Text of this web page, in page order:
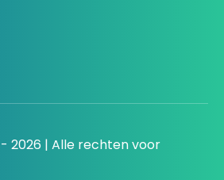
2026 | Alle rechten voor